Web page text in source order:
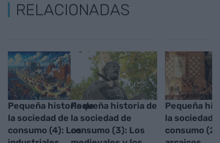
RELACIONADAS
Pequeña historia de
la sociedad de
consumo (4): Los
Pequeña historia de
la sociedad de
consumo (3): Los
Pequeña
la sociedad
consumo